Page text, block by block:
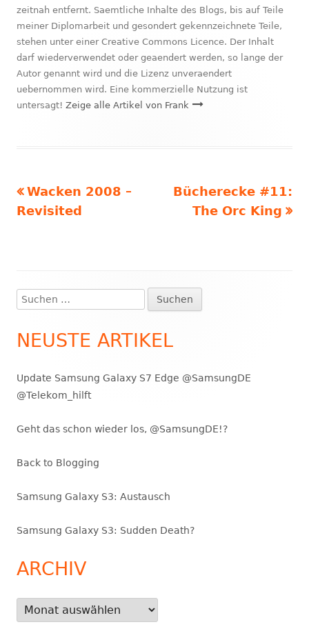
zeitnah entfernt. Saemtliche Inhalte des Blogs, bis auf Teile
meiner Diplomarbeit und gesondert gekennzeichnete Teile,
stehen unter einer Creative Commons Licence. Der Inhalt
darf wiederverwendet oder geaendert werden, so lange der
Autor genannt wird und die Lizenz unveraendert
uebernommen wird. Eine kommerzielle Nutzung ist
untersagt! Zeige alle Artikel von Frank
Beitragsnavigation
Vorheriger
Beitrag:
Wacken 2008 –
Revisited
Nächster
Beitrag
Bücherecke #11:
The Orc King
Haupt-
Seitenleiste
Suchen
nach:
NEUSTE ARTIKEL
Update Samsung Galaxy S7 Edge @SamsungDE
@Telekom_hilft
Geht das schon wieder los, @SamsungDE!?
Back to Blogging
Samsung Galaxy S3: Austausch
Samsung Galaxy S3: Sudden Death?
ARCHIV
Archiv